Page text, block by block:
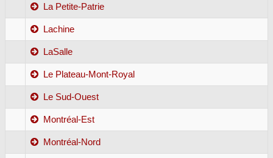
La Petite-Patrie
Lachine
LaSalle
Le Plateau-Mont-Royal
Le Sud-Ouest
Montréal-Est
Montréal-Nord